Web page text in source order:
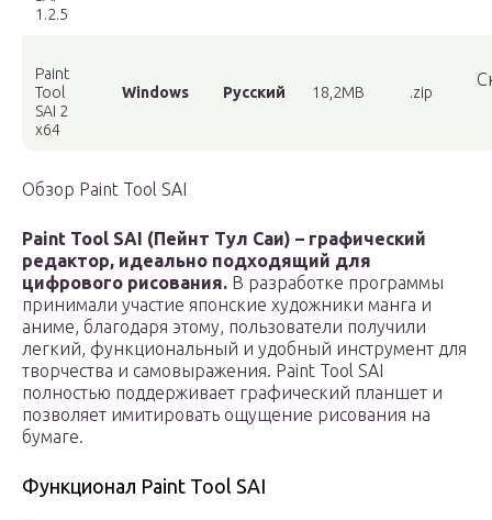
1.2.5
Paint
Tool
SAI 2
x64
Windows Русский 18,2MB .zip
Обзор Paint Tool SAI
Paint Tool SAI (Пейнт Тул Саи) – графический
редактор, идеально подходящий для
цифрового рисования. В разработке программы
принимали участие японские художники манга и
аниме, благодаря этому, пользователи получили
легкий, функциональный и удобный инструмент для
творчества и самовыражения. Paint Tool SAI
полностью поддерживает графический планшет и
позволяет имитировать ощущение рисования на
бумаге.
Функционал Paint Tool SAI